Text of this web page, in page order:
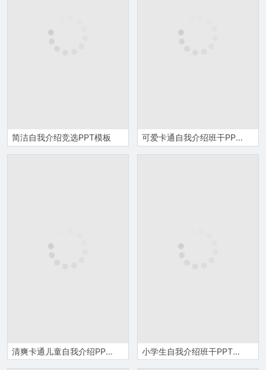
简洁自我介绍竞选PPT模板 可爱卡通自我介绍班干PPT模板
清爽卡通儿童自我介绍PPT模板 小学生自我介绍班干PPT模板